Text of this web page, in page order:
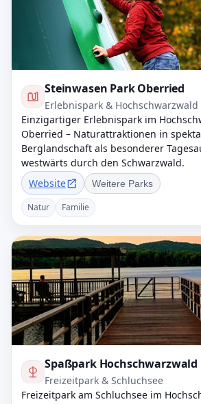
Steinwasen Park Oberried
Erlebnispark & Hochschwarzwald
Einzigartiger Erlebnispark im
Oberried – Naturattraktionen in
Berglandschaft als besonderer
westwärts durch den Schwarzwald.
Website
Weitere Parks
Natur Familie
Spaßpark Hochschwarzwald
Freizeitpark & Schluchsee
Freizeitpark am Schluchsee im